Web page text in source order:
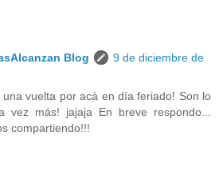
Blog
9 de diciembre de
vuelta por acá en día feriado! Son lo
vez más! jajaja En breve respondo...
compartiendo!!!